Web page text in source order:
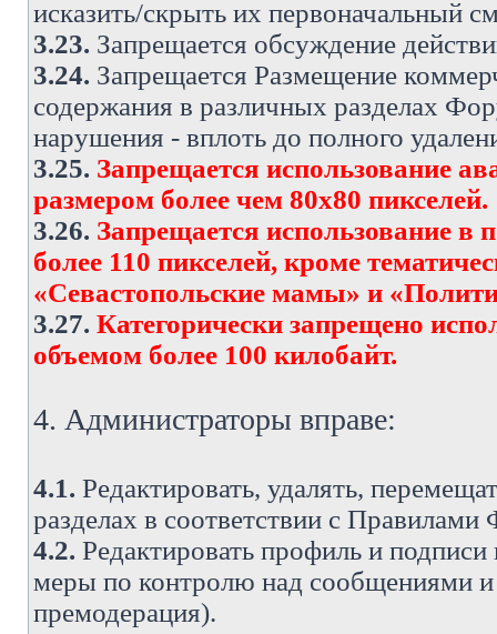
исказить/скрыть их первоначальный
3.23. Запрещается обсуждение
3.24. Запрещается Размещение
содержания в различных разделах
нарушения - вплоть до полного
3.25. Запрещается использование
размером более чем 80х80 пикселей.
3.26. Запрещается использование в
более 110 пикселей, кроме
«Севастопольские мамы» и
3.27. Категорически запрещено
объемом более 100 килобайт.
4. Администраторы вправе:
4.1. Редактировать, удалять,
разделах в соответствии с
4.2. Редактировать профиль и
меры по контролю над сообщениями
премодерация).